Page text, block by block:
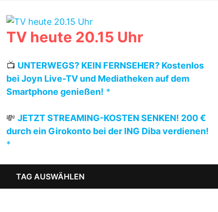
Inhalt
springen
TV heute 20.15 Uhr
📺 UNTERWEGS? KEIN FERNSEHER? Kostenlos
bei Joyn Live-TV und Mediatheken auf dem
Smartphone genießen! *
💸 JETZT STREAMING-KOSTEN SENKEN! 200 €
durch ein Girokonto bei der ING Diba verdienen!
*
TAG AUSWÄHLEN